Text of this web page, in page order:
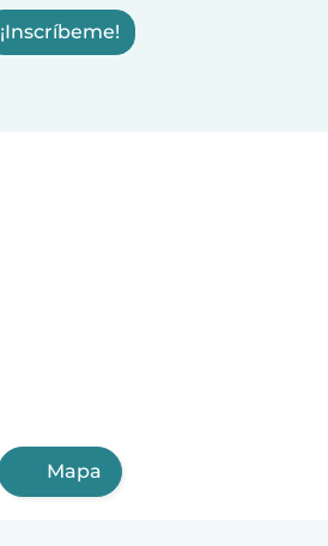
¡Inscríbeme!
Mapa